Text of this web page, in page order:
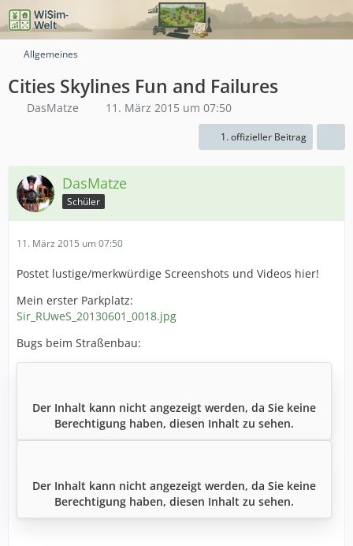
Allgemeines
Cities Skylines Fun and Failures
DasMatze 11. März 2015 um 07:50
1. offizieller Beitrag
DasMatze
Schüler
11. März 2015 um 07:50
Postet lustige/merkwürdige Screenshots und Videos hier!
Mein erster Parkplatz:
Sir_RUweS_20130601_0018.jpg
Bugs beim Straßenbau:
Der Inhalt kann nicht angezeigt werden, da Sie keine
Berechtigung haben, diesen Inhalt zu sehen.
Der Inhalt kann nicht angezeigt werden, da Sie keine
Berechtigung haben, diesen Inhalt zu sehen.